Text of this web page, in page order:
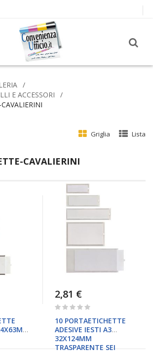
E ACCESSORI
CAVALIERINI
Griglia Lista
2,81 €
Rating:
10 PORTAETICHETTE
ADESIVE IESTI A3
32X124MM
TRASPARENTE SEI